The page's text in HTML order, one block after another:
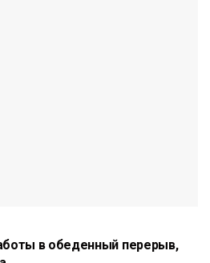
в обеденный перерыв,